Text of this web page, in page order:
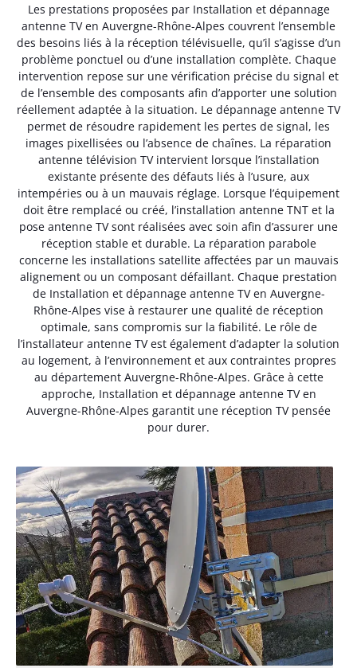
Les prestations proposées par Installation et dépannage
antenne TV en Auvergne-Rhône-Alpes couvrent l’ensemble
des besoins liés à la réception télévisuelle, qu’il s’agisse d’un
problème ponctuel ou d’une installation complète. Chaque
intervention repose sur une vérification précise du signal et
de l’ensemble des composants afin d’apporter une solution
réellement adaptée à la situation. Le dépannage antenne TV
permet de résoudre rapidement les pertes de signal, les
images pixellisées ou l’absence de chaînes. La réparation
antenne télévision TV intervient lorsque l’installation
existante présente des défauts liés à l’usure, aux
intempéries ou à un mauvais réglage. Lorsque l’équipement
doit être remplacé ou créé, l’installation antenne TNT et la
pose antenne TV sont réalisées avec soin afin d’assurer une
réception stable et durable. La réparation parabole
concerne les installations satellite affectées par un mauvais
alignement ou un composant défaillant. Chaque prestation
de Installation et dépannage antenne TV en Auvergne-
Rhône-Alpes vise à restaurer une qualité de réception
optimale, sans compromis sur la fiabilité. Le rôle de
l’installateur antenne TV est également d’adapter la solution
au logement, à l’environnement et aux contraintes propres
au département Auvergne-Rhône-Alpes. Grâce à cette
approche, Installation et dépannage antenne TV en
Auvergne-Rhône-Alpes garantit une réception TV pensée
pour durer.